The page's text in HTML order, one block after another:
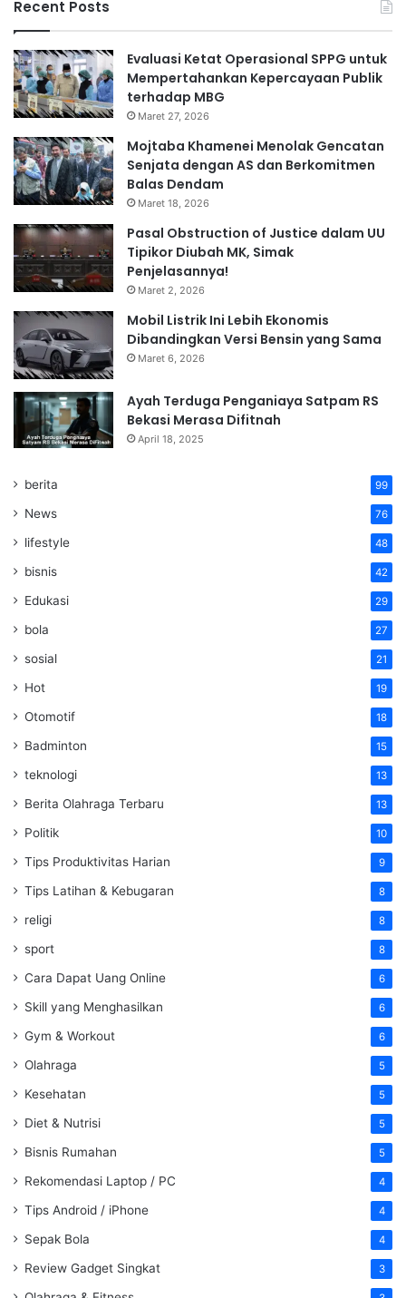
Recent Posts
Evaluasi Ketat Operasional SPPG untuk
Mempertahankan Kepercayaan Publik
terhadap MBG
Maret 27, 2026
Mojtaba Khamenei Menolak Gencatan
Senjata dengan AS dan Berkomitmen
Balas Dendam
Maret 18, 2026
Pasal Obstruction of Justice dalam UU
Tipikor Diubah MK, Simak
Penjelasannya!
Maret 2, 2026
Mobil Listrik Ini Lebih Ekonomis
Dibandingkan Versi Bensin yang Sama
Maret 6, 2026
Ayah Terduga Penganiaya Satpam RS
Bekasi Merasa Difitnah
April 18, 2025
berita 99
News 76
lifestyle 48
bisnis 42
Edukasi 29
bola 27
sosial 21
Hot 19
Otomotif 18
Badminton 15
teknologi 13
Berita Olahraga Terbaru 13
Politik 10
Tips Produktivitas Harian 9
Tips Latihan & Kebugaran 8
religi 8
sport 8
Cara Dapat Uang Online 6
Skill yang Menghasilkan 6
Gym & Workout 6
Olahraga 5
Kesehatan 5
Diet & Nutrisi 5
Bisnis Rumahan 5
Rekomendasi Laptop / PC 4
Tips Android / iPhone 4
Sepak Bola 4
Review Gadget Singkat 3